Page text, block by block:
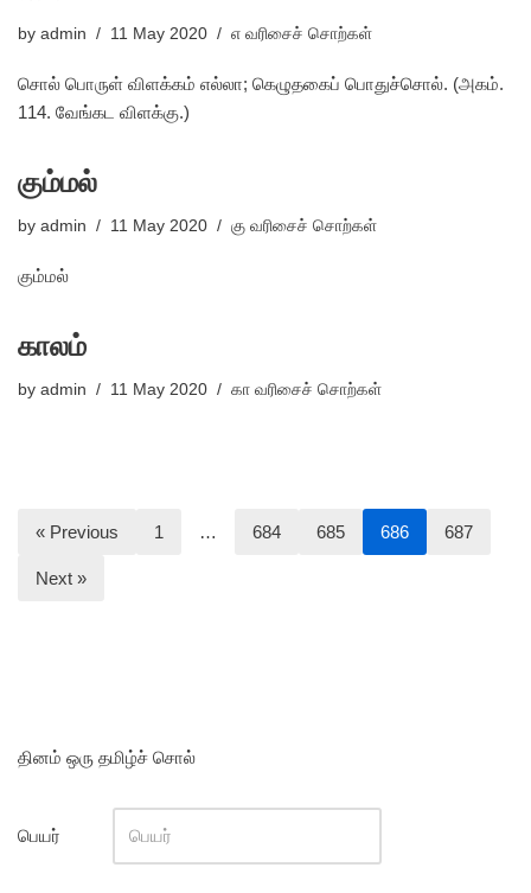
by admin 11 May 2020 எ வரிசைச் சொற்கள்
சொல் பொருள் விளக்கம் எல்லா; கெழுதகைப் பொதுச்சொல். (அகம்.
114. வேங்கட விளக்கு.)
கும்மல்
by admin 11 May 2020 கு வரிசைச் சொற்கள்
கும்மல்
காலம்
by admin 11 May 2020 கா வரிசைச் சொற்கள்
« Previous 1 … 684 685 686 687
Next »
தினம் ஒரு தமிழ்ச் சொல்
பெயர்